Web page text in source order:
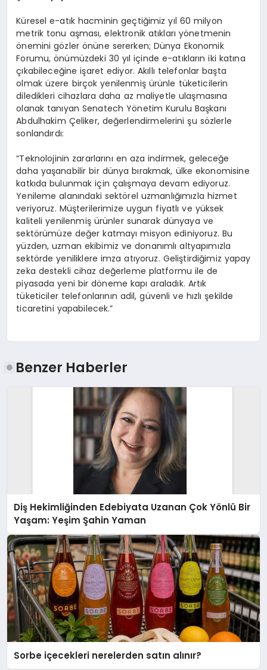
Küresel e-atık hacminin geçtiğimiz yıl 60 milyon
metrik tonu aşması, elektronik atıkları yönetmenin
önemini gözler önüne sererken; Dünya Ekonomik
Forumu, önümüzdeki 30 yıl içinde e-atıkların iki katına
çıkabileceğine işaret ediyor. Akıllı telefonlar başta
olmak üzere birçok yenilenmiş ürünle tüketicilerin
diledikleri cihazlara daha az maliyetle ulaşmasına
olanak tanıyan Senatech Yönetim Kurulu Başkanı
Abdulhakim Çeliker, değerlendirmelerini şu sözlerle
sonlandırdı:
“Teknolojinin zararlarını en aza indirmek, geleceğe
daha yaşanabilir bir dünya bırakmak, ülke ekonomisine
katkıda bulunmak için çalışmaya devam ediyoruz.
Yenileme alanındaki sektörel uzmanlığımızla hizmet
veriyoruz. Müşterilerimize uygun fiyatlı ve yüksek
kaliteli yenilenmiş ürünler sunarak dünyaya ve
sektörümüze değer katmayı misyon ediniyoruz. Bu
yüzden, uzman ekibimiz ve donanımlı altyapımızla
sektörde yeniliklere imza atıyoruz. Geliştirdiğimiz yapay
zeka destekli cihaz değerleme platformu ile de
piyasada yeni bir döneme kapı araladık. Artık
tüketiciler telefonlarının adil, güvenli ve hızlı şekilde
ticaretini yapabilecek.”
Benzer Haberler
Diş Hekimliğinden Edebiyata Uzanan Çok Yönlü Bir
Yaşam: Yeşim Şahin Yaman
Sorbe içecekleri nerelerden satın alınır?